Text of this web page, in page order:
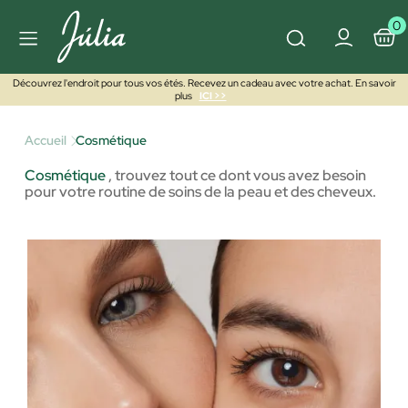
0
Découvrez l'endroit pour tous vos étés. Recevez un cadeau avec votre achat. En savoir
plus
ICI >>
Accueil Cosmétique
Cosmétique,trouvez tout ce dont vous avez besoin
pour votre routine de soins de la peau et des cheveux.